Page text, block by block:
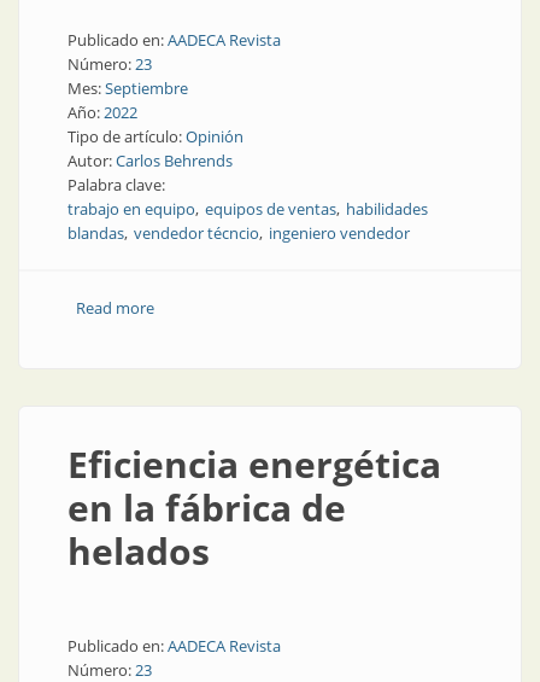
Publicado en:AADECA Revista
Número:23
Mes:Septiembre
Año:2022
Tipo de artículo:Opinión
Autor:Carlos Behrends
Palabra clave:
trabajo en equipo equipos de ventas habilidades
blandas vendedor técncio ingeniero vendedor
Read moreabout ¿Debemos pagar a los vendedores de la misma
Eficiencia energética
en la fábrica de
helados
Publicado en:AADECA Revista
Número:23